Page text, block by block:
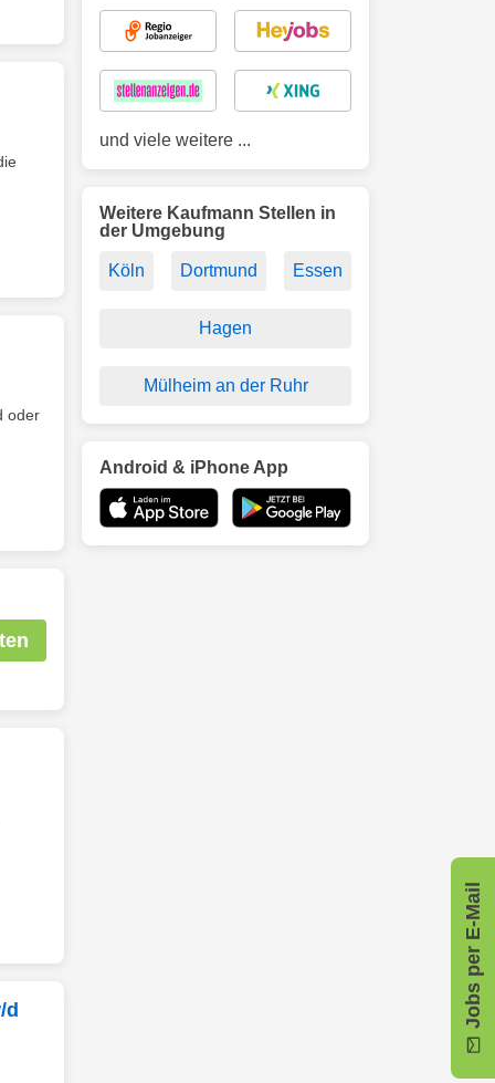
oder
d Jobs per E-Mail
und viele weitere ...
Weitere Kaufmann Stellen in
der Umgebung
Köln Dortmund Essen
Hagen
Mülheim an der Ruhr
Android & iPhone App